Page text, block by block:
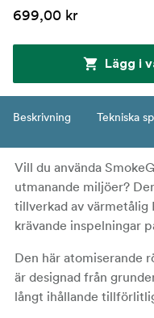
699,00 kr
Lägg i
Beskrivning Tekniska
Vill du använda
utmanande miljöer?
tillverkad av värmetålig
krävande inspelningar
Den här atomiserande
är designad från
långt ihållande